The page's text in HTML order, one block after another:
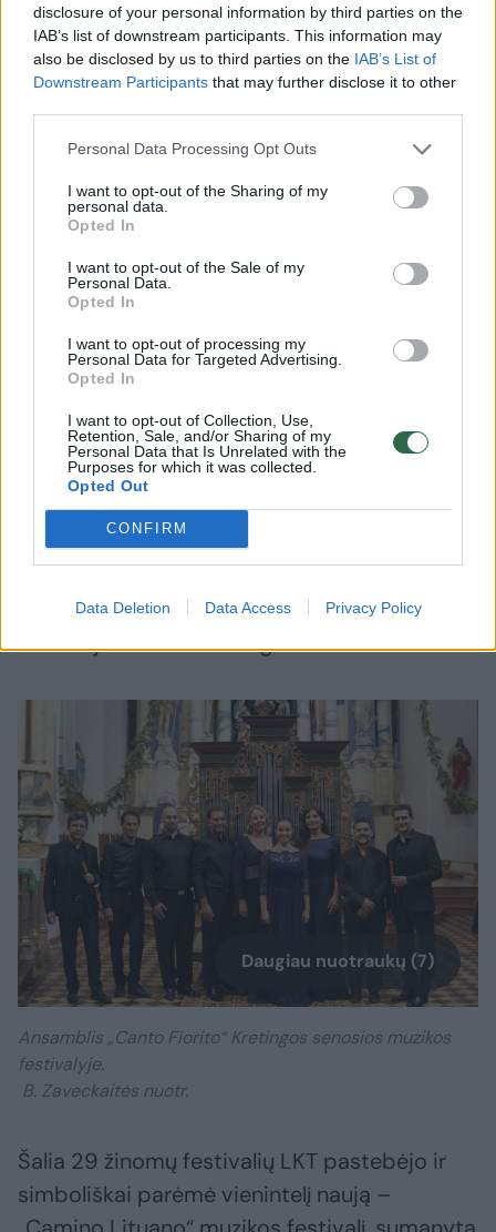
disclosure of your personal information by third parties on the
IAB’s list of downstream participants. This information may
also be disclosed by us to third parties on the IAB’s List of
Downstream Participants that may further disclose it to other
Personal Data Processing Opt Outs
I want to opt-out of the Sharing of my
personal data.
Opted In
I want to opt-out of the Sale of my
Personal Data.
Opted In
I want to opt-out of processing my
Personal Data for Targeted Advertising.
Opted In
I want to opt-out of Collection, Use,
Retention, Sale, and/or Sharing of my
Personal Data that Is Unrelated with the
Purposes for which it was collected.
Opted Out
CONFIRM
Data Deletion Data Access Privacy Policy
finansuojamas tarptautinis džiazo festivalis „Birštonas“
išsiskiria tarp kitų ir autorine scenografija.
V. Skaraičio nuotr.
Džiaze taip pat aktyvėja regionai. LKT
festivalis „Utena Jazz“, „Jauno džiazo dienos“
Pasvalyje bei Elektrėnuose, jungtinio Lietuvos
jaunimo džiazo orkestro koncertinė veikla.
Pagal LKT paramą nuo kitų muzikos žanrų
stipriai atsilieka senoji muzika. Tiesa, šiemet
LKT dėmesio sulaukė aštuntą kartą vyksiantis
Kretingos senosios muzikos festivalis, ilgai
gyvavęs tik vietos institucijų paramos dėka.
Visi šio festivalio renginiai nemokami, o
pristato jis geriausius Europos ir pasaulio
Kretingos bažnyčioje saugomus seniausius
Lietuvoje barokinius vargonus.
Daugiau nuotraukų (7)
Ansamblis „Canto Fiorito“ Kretingos senosios muzikos
festivalyje.
B. Zaveckaitės nuotr.
Šalia 29 žinomų festivalių LKT pastebėjo ir
simboliškai parėmė vienintelį naują –